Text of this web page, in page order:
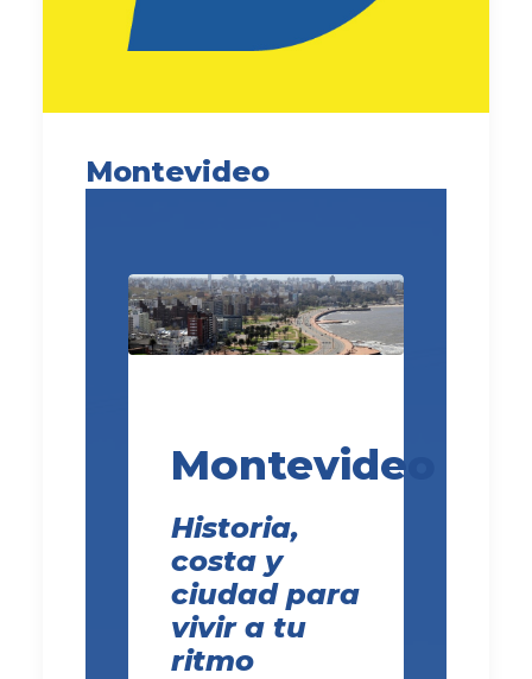
Montevideo
Montevideo
Historia,
costa y
ciudad para
vivir a tu
ritmo